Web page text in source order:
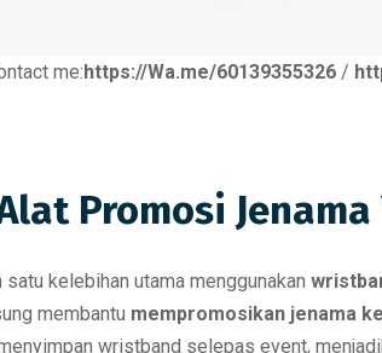
me:https://Wa.me/60139355326 /
Promosi
satu kelebihan utama menggunakan
membantu mempromosikan jenama
wristband selepas event,